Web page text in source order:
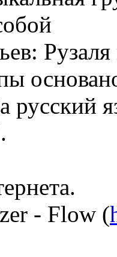
- Flow (